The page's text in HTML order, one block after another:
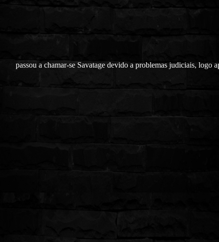
passou a chamar-se Savatage devido a problemas judiciais, logo